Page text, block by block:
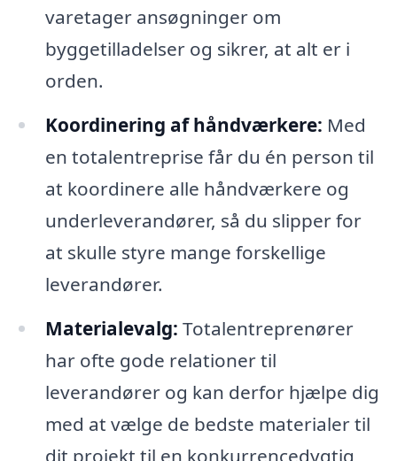
varetager ansøgninger om
byggetilladelser og sikrer, at alt er i
orden.
Koordinering af håndværkere: Med
en totalentreprise får du én person til
at koordinere alle håndværkere og
underleverandører, så du slipper for
at skulle styre mange forskellige
leverandører.
Materialevalg: Totalentreprenører
har ofte gode relationer til
leverandører og kan derfor hjælpe dig
med at vælge de bedste materialer til
dit projekt til en konkurrencedygtig